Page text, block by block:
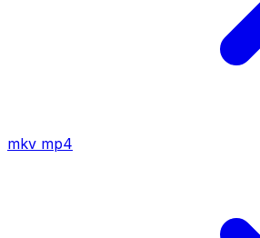
mkv mp4